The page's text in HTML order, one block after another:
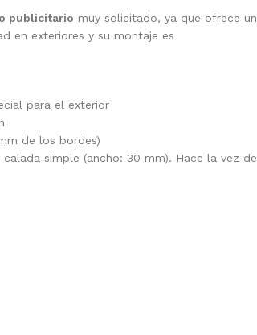
publicitario muy solicitado, ya que ofrece un
en exteriores y su montaje es
para el exterior
de los bordes)
simple (ancho: 30 mm). Hace la vez de